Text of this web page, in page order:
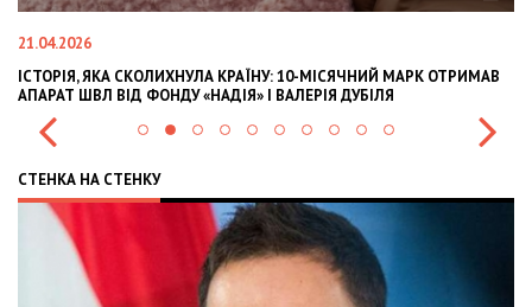
21.04.2026
ІСТОРІЯ, ЯКА СКОЛИХНУЛА КРАЇНУ: 10-МІСЯЧНИЙ МАРК ОТРИМАВ
АПАРАТ ШВЛ ВІД ФОНДУ «НАДІЯ» І ВАЛЕРІЯ ДУБІЛЯ
СТЕНКА НА СТЕНКУ